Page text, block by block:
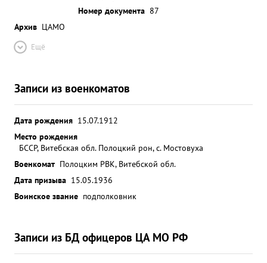
Номер документа 87
Архив ЦАМО
Ещё
Записи из военкоматов
Дата рождения 15.07.1912
Место рождения
БССР, Витебская обл. Полоцкий рон, с. Мостовуха
Военкомат Полоцким РВК, Витебской обл.
Дата призыва 15.05.1936
Воинское звание подполковник
Записи из БД офицеров ЦА МО РФ